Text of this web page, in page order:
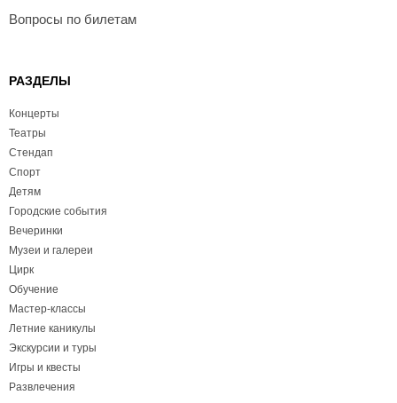
Вопросы по билетам
РАЗДЕЛЫ
Концерты
Театры
Стендап
Спорт
Детям
Городские события
Вечеринки
Музеи и галереи
Цирк
Обучение
Мастер-классы
Летние каникулы
Экскурсии и туры
Игры и квесты
Развлечения